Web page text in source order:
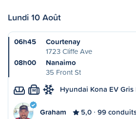
Lundi 10 Août
06h45
Courtenay
1723 Cliffe Ave
08h00
Nanaimo
35 Front St
M Hyundai Kona EV
Graham 5,0 99